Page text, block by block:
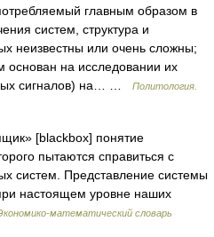
главным образом в
систем, структура и
неизвестны или очень сложны;
основан на исследовании их
сигналов) на… …
Политология.
[blackbox] понятие
пытаются справиться с
систем. Представление системы
настоящем уровне наших
математический словарь